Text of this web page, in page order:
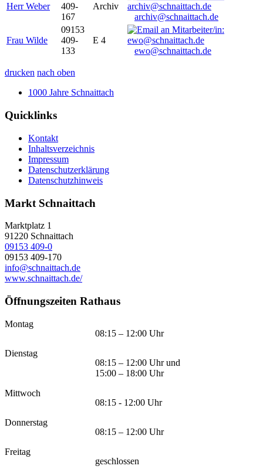
Herr Weber
409-
167
Archiv
archiv@schnaittach.de
Frau Wilde
09153
409-
133
E 4
ewo@schnaittach.de
drucken nach oben
1000 Jahre Schnaittach
Quicklinks
Kontakt
Inhaltsverzeichnis
Impressum
Datenschutzerklärung
Datenschutzhinweis
Markt Schnaittach
Marktplatz 1
91220 Schnaittach
09153 409-0
09153 409-170
info@schnaittach.de
www.schnaittach.de/
Öffnungszeiten Rathaus
Montag
08:15 – 12:00 Uhr
Dienstag
08:15 – 12:00 Uhr und
15:00 – 18:00 Uhr
Mittwoch
08:15 - 12:00 Uhr
Donnerstag
08:15 – 12:00 Uhr
Freitag
geschlossen